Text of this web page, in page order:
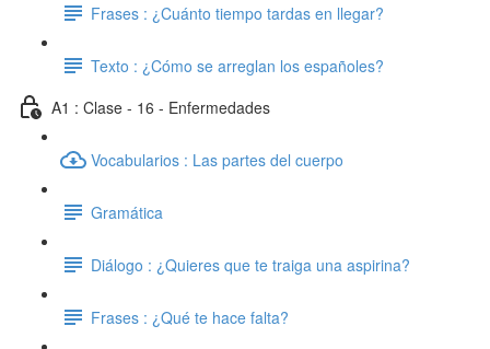
Frases : ¿Cuánto tiempo tardas en llegar?
Texto : ¿Cómo se arreglan los españoles?
A1 : Clase - 16 - Enfermedades
Vocabularios : Las partes del cuerpo
Gramática
Diálogo : ¿Quieres que te traiga una aspirina?
Frases : ¿Qué te hace falta?